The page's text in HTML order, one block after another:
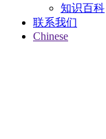
知识百科
联系我们
Chinese